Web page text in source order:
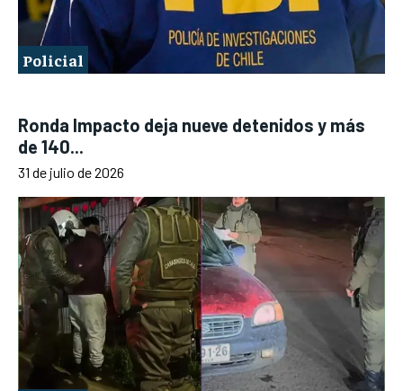
Policial
Ronda Impacto deja nueve detenidos y más
de 140...
31 de julio de 2026